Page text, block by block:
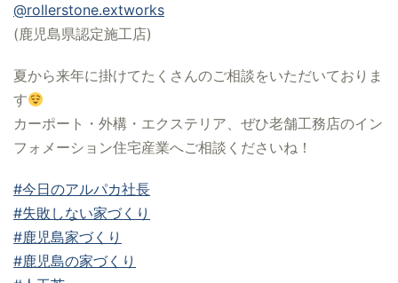
@rollerstone.extworks
(鹿児島県認定施工店)
夏から来年に掛けてたくさんのご相談をいただいておりま
す
カーポート・外構・エクステリア、ぜひ老舗工務店のイン
フォメーション住宅産業へご相談くださいね！
#今日のアルパカ社長
#失敗しない家づくり
#鹿児島家づくり
#鹿児島の家づくり